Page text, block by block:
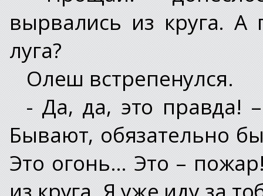
вырвались из круга.
луга?
Олеш встрепенулся.
- Да, да, это правда!
Бывают, обязательно
Это огонь… Это –